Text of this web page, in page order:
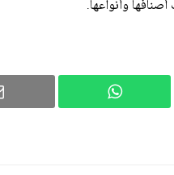
وأنواعها.